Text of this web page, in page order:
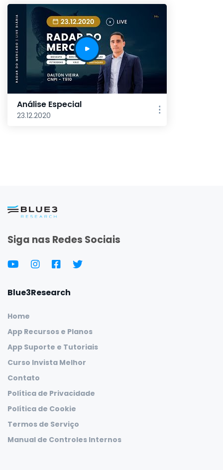
Análise Especial
23.12.2020
Siga nas Redes Sociais
Blue3Research
Home
App Recursos e Planos
App Suporte e Tutoriais
Curso Invista Melhor
Contato
Política de Privacidade
Política de Cookie
Termos de Serviço
Manual de Controles Internos